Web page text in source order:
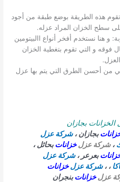
هذه الطريقة بوضع طبقة من أجود
سطح الخزان المراد عزله.
و هنا نستخدم أفخر أنواع االبيتومين
فوقه و التي تقوم بتغطية الخزان
من أحسن الطرق التي يتم بها عزل
بجازان
بجازان ،شركة عزل
،شركة عزلخزاناتبحائل ،
بعرعر ، شركة عزل
، ، شركة عزلخزانات
عزلخزاناتبنجران